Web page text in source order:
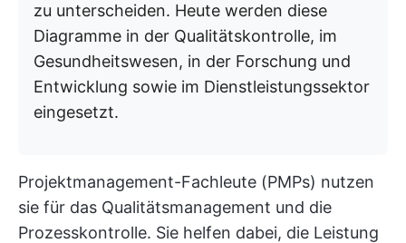
zu unterscheiden. Heute werden diese
Diagramme in der Qualitätskontrolle, im
Gesundheitswesen, in der Forschung und
Entwicklung sowie im Dienstleistungssektor
eingesetzt.
Projektmanagement-Fachleute (PMPs) nutzen
sie für das Qualitätsmanagement und die
Prozesskontrolle. Sie helfen dabei, die Leistung